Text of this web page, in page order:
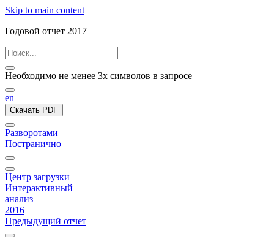
Skip to main content
Годовой отчет 2017
Необходимо не менее 3х символов в запросе
en
Скачать PDF
Разворотами
Постранично
Центр загрузки
Интерактивный
анализ
2016
Предыдущий отчет